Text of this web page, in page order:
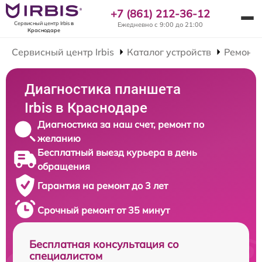
Сервисный центр Irbisв
Краснодаре
+7 (861) 212-36-12
Ежедневно с 9:00 до 21:00
Сервисный центр Irbis Каталог устройств Ремонт
Диагностика планшета
Irbis в Краснодаре
Диагностика за наш счет, ремонт по
желанию
Бесплатный выезд курьера в день
обращения
Гарантия на ремонт до 3 лет
Срочный ремонт от 35 минут
Бесплатная консультация со
специалистом